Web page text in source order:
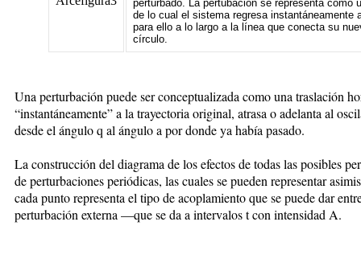
perturbado. La pertubación se representa
de lo cual el sistema regresa instantáneamente
para ello a lo largo a la línea que conecta su
círculo.
Una perturbación puede ser conceptualizada como una traslación
“instantáneamente” a la trayectoria original, atrasa o adelanta al
desde el ángulo q al ángulo a por donde ya había pasado.
La construcción del diagrama de los efectos de todas las posibles
de perturbaciones periódicas, las cuales se pueden representar
cada punto representa el tipo de acoplamiento que se puede dar
perturbación externa —que se da a intervalos t con intensidad A.